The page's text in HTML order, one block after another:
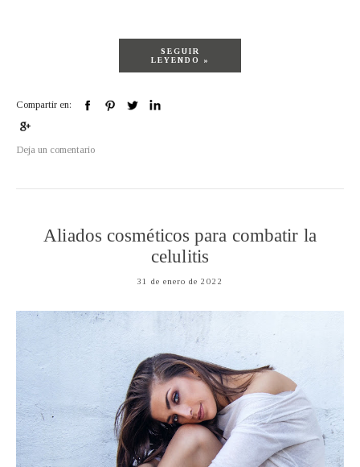
SEGUIR
LEYENDO »
Compartir en:
Deja un comentario
Aliados cosméticos para combatir la
celulitis
31 de enero de 2022